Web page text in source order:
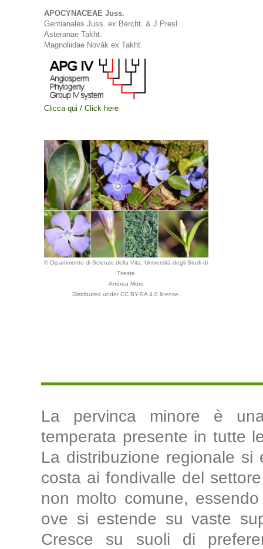
APOCYNACEAE Juss.
Gentianales Juss. ex Bercht. & J.Presl
Asteranae Takht.
Magnoliidae Novák ex Takht.
Clicca qui / Click here
© Dipartimento di Scienze della Vita, Università degli Studi di
Trieste
Andrea Moro
Distributed under CC BY-SA 4.0 license.
La pervinca minore è
temperata presente in tutte
La distribuzione regionale
costa ai fondivalle del
non molto comune,
ove si estende su vaste
Cresce su suoli di